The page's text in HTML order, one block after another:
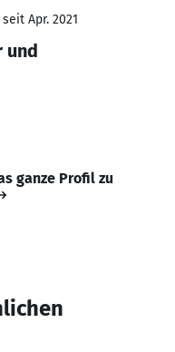
Apr. 2021
und
ganze Profil zu